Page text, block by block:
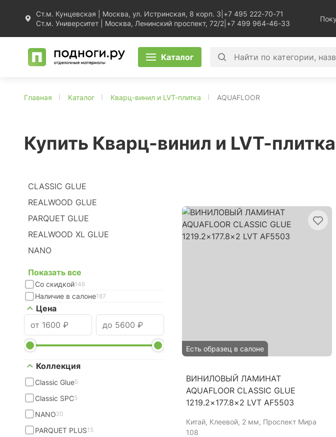
Ст.м. Кунцевская | Москва, ул. Истринская, 8 корп. 3 +7 495 222-70-71
Ст.м. Университет | Москва, Ленинский проспект, 72/2 +7 499 964-46-33
Каталог
Главная Каталог Кварц-винил и LVT-плитка AQUAFLOOR
Купить Кварц-винил и LVT-плитка
CLASSIC GLUE
REALWOOD GLUE
PARQUET GLUE
REALWOOD XL GLUE
NANO
Показать все
Со скидкой146
Наличие в салоне187
Цена
Коллекция
Classic Glue5
Classic SPC5
NANO20
PARQUET PLUS15
Есть образец в салоне
ВИНИЛОВЫЙ ЛАМИНАТ
AQUAFLOOR CLASSIC GLUE
1219.2×177.8×2 LVT AF5503
Китай, Клеевой, 2 мм, Проспект Мира
108